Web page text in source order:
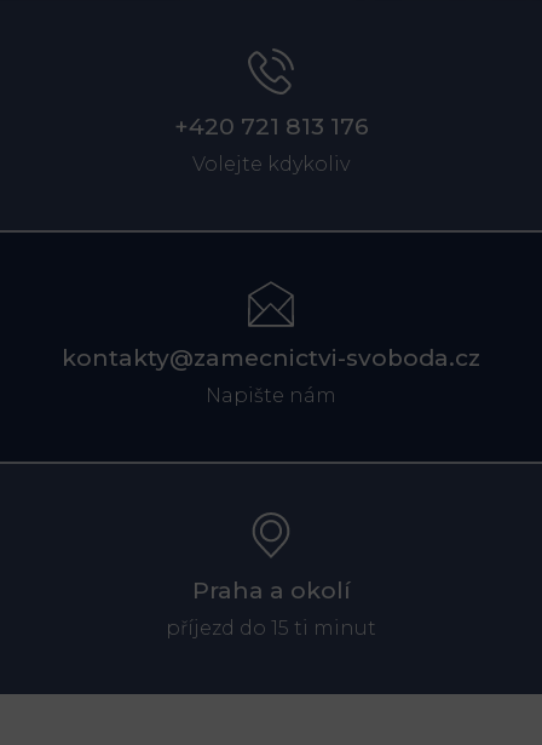
+420 721 813 176
Volejte kdykoliv
kontakty@zamecnictvi-svoboda.cz
Napište nám
Praha a okolí
příjezd do 15 ti minut